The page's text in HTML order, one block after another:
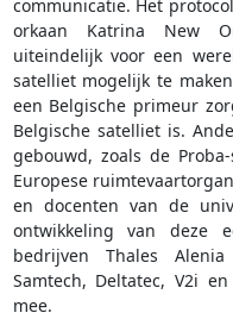
communicatie. Het
orkaan Katrina New
uiteindelijk voor een
satelliet mogelijk te
een Belgische primeur
Belgische satelliet is.
gebouwd, zoals de
Europese
en docenten van de
ontwikkeling van deze
bedrijven Thales
Samtech, Deltatec, V2i
mee.